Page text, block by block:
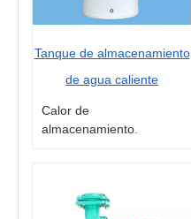
Tanque de almacenamiento
de agua caliente
Calor de
almacenamiento.